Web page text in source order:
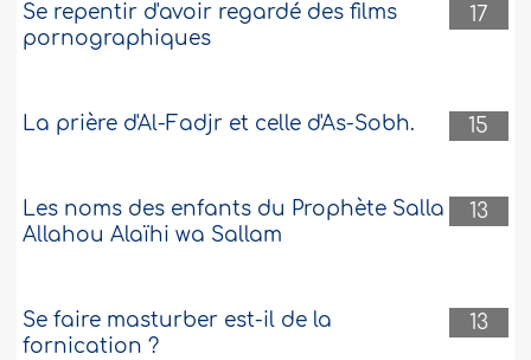
17
Se repentir d'avoir regardé des films
pornographiques
15
La prière d'Al-Fadjr et celle d'As-Sobh.
13
Les noms des enfants du Prophète Salla
Allahou Alaïhi wa Sallam
13
Se faire masturber est-il de la
fornication ?